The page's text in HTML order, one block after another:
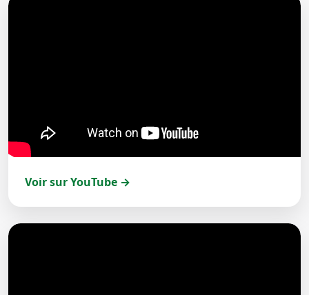
Voir sur YouTube →